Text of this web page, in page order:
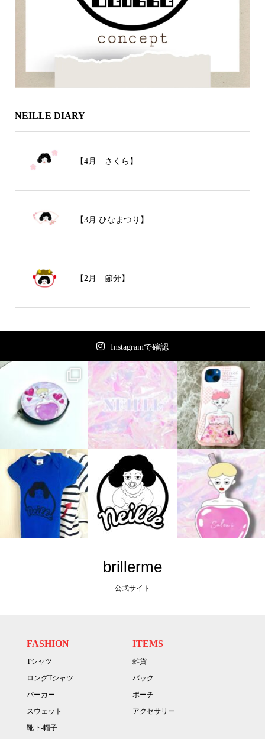
NEILLE DIARY
【4月 さくら】
【3月 ひなまつり】
【2月 節分】
Instagramで確認
brillerme
公式サイト
FASHION
Tシャツ
ロングTシャツ
パーカー
スウェット
靴下-帽子
ITEMS
雑貨
バック
ポーチ
アクセサリー